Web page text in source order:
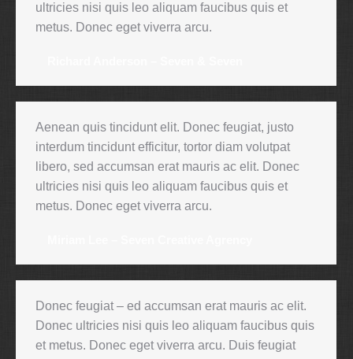
ultricies nisi quis leo aliquam faucibus quis et
metus. Donec eget viverra arcu.
Aenean quis tincidunt elit. Donec feugiat, justo
interdum tincidunt efficitur, tortor diam volutpat
libero, sed accumsan erat mauris ac elit. Donec
ultricies nisi quis leo aliquam faucibus quis et
metus. Donec eget viverra arcu.
Donec feugiat – ed accumsan erat mauris ac elit.
Donec ultricies nisi quis leo aliquam faucibus quis
et metus. Donec eget viverra arcu. Duis feugiat